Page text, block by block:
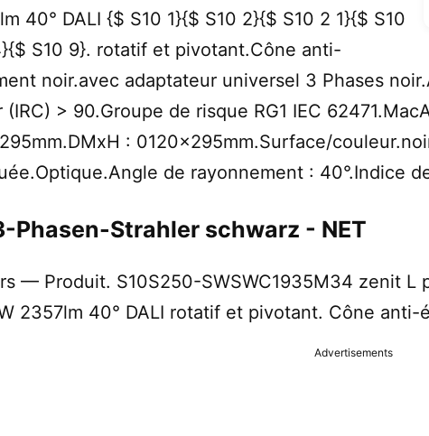
40° DALI {$ S10 1}{$ S10 2}{$ S10 2 1}{$ S10
S10 9}. rotatif et pivotant.Cône anti-
noir.avec adaptateur universel 3 Phases
> 90.Groupe de risque RG1 IEC
: 0120x295mm.Surface/
de rayonnement : 40°.Indice
Phasen-Strahler schwarz - NET
— Produit. S10S250-SWSWC1935M34 zenit L
2357lm 40° DALI rotatif et pivotant. Cône anti-
Advertisements